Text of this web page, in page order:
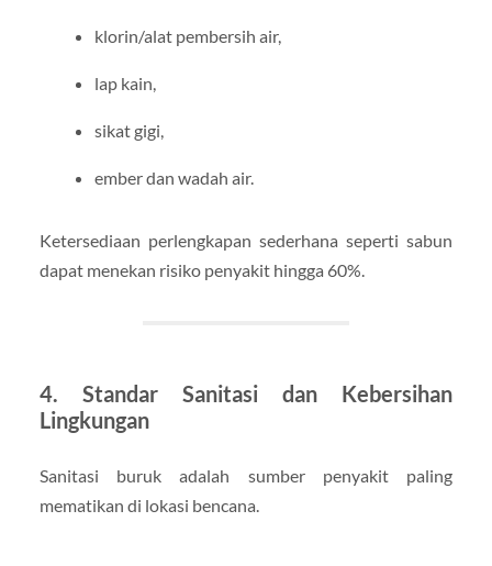
klorin/alat pembersih air,
lap kain,
sikat gigi,
ember dan wadah air.
Ketersediaan perlengkapan sederhana seperti sabun
dapat menekan risiko penyakit hingga 60%.
4. Standar Sanitasi dan Kebersihan
Lingkungan
Sanitasi buruk adalah sumber penyakit paling
mematikan di lokasi bencana.